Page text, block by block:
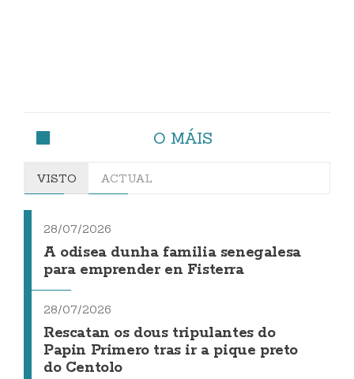
O MÁIS
VISTO ACTUAL
28/07/2026
A odisea dunha familia senegalesa
para emprender en Fisterra
28/07/2026
Rescatan os dous tripulantes do
Papin Primero tras ir a pique preto
do Centolo